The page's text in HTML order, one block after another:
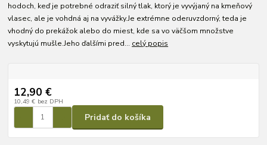
hodoch, keď je potrebné odraziť silný tlak, ktorý je vyvýjaný na kmeňový
vlasec, ale je vohdná aj na vyvážky.Je extrémne oderuvzdorný, teda je
vhodný do prekážok alebo do miest, kde sa vo väčšom množstve
vyskytujú mušle.Jeho ďalšími pred... celý popis
12,90 €
10,49 € bez DPH
Pridať do košíka